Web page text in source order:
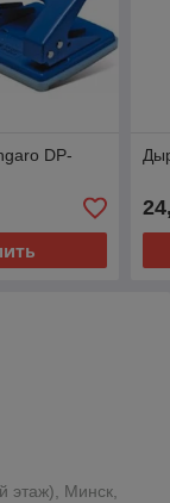
DP-
этаж), Минск,